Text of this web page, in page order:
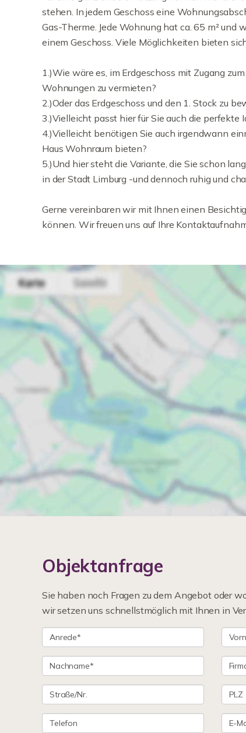
stehen. In jedem Geschoss eine
Gas-Therme. Jede Wohnung hat ca. 65 m²
einem Geschoss. Viele Möglichkeiten bieten
1.)Wie wäre es, im Erdgeschoss mit Zugang
Wohnungen zu vermieten?
2.)Oder das Erdgeschoss und den 1. Stock zu
3.)Vielleicht passt hier für Sie auch die perfekte
4.)Vielleicht benötigen Sie auch irgendwann
Haus Wohnraum bieten?
5.)Und hier steht die Variante, die Sie schon
in der Stadt Limburg -und dennoch ruhig und
Gerne vereinbaren wir mit Ihnen einen
können. Wir freuen uns auf Ihre
Objektanfrage
Sie haben noch Fragen zu dem Angebot oder
wir setzen uns schnellstmöglich mit Ihnen in